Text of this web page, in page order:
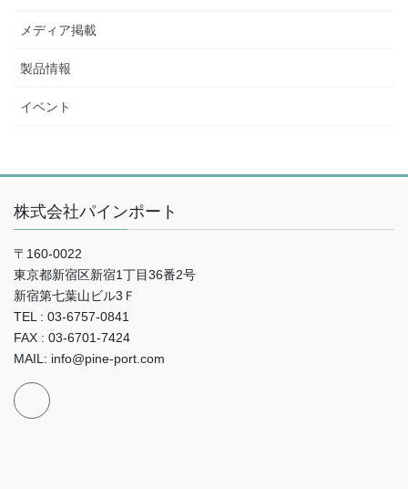
メディア掲載
製品情報
イベント
株式会社パインポート
〒160-0022
東京都新宿区新宿1丁目36番2号
新宿第七葉山ビル3Ｆ
TEL : 03-6757-0841
FAX : 03-6701-7424
MAIL: info@pine-port.com